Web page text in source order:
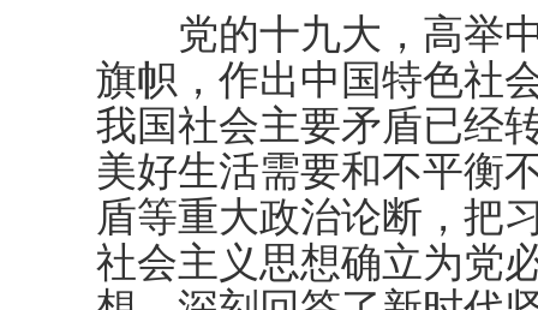
党的十九大，高举中
旗帜，作出中国特色社
我国社会主要矛盾已经
美好生活需要和不平衡
盾等重大政治论断，把
社会主义思想确立为党